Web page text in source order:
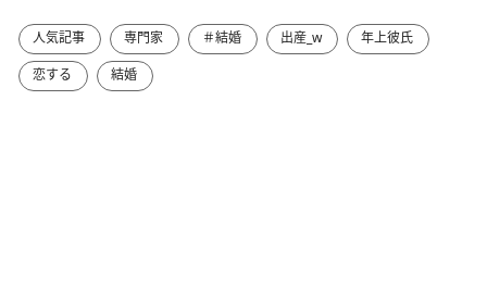
人気記事 専門家 ＃結婚 出産_w
年上彼氏
恋する
結婚